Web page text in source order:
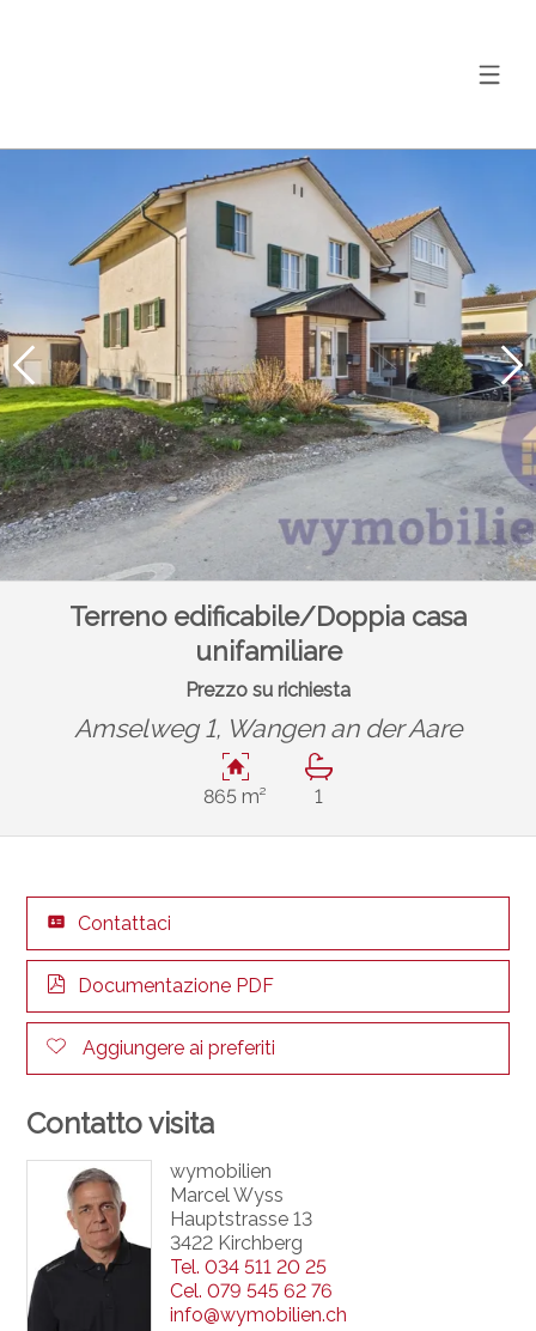
Terreno edificabile/Doppia casa
unifamiliare
Prezzo su richiesta
Amselweg 1, Wangen an der Aare
865 m² 1
Contattaci
Documentazione PDF
Aggiungere ai preferiti
Contatto visita
wymobilien
Marcel Wyss
Hauptstrasse 13
3422 Kirchberg
Tel. 034 511 20 25
Cel. 079 545 62 76
info@wymobilien.ch